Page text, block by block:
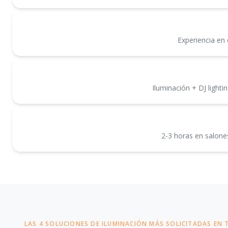
Experiencia
Iluminación + DJ
2-3 horas en
LAS 4 SOLUCIONES DE ILUMINACIÓN MÁS SOLICITADAS EN